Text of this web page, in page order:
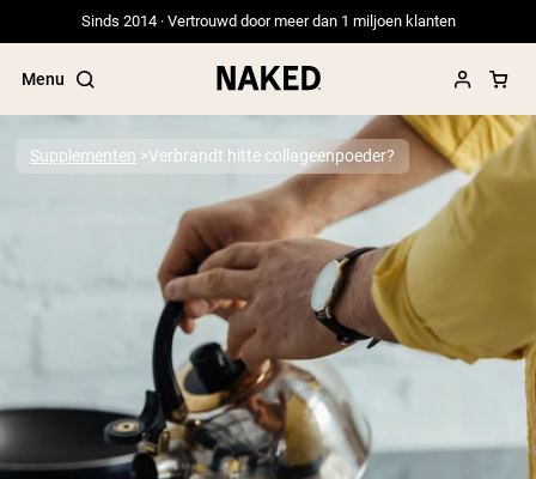
Sinds 2014 · Vertrouwd door meer dan 1 miljoen klanten
Menu
Populaire Zoektermen
PROTEIN POWDERSBest Seller
Supplementen Verbrandt hitte collageenpoeder?